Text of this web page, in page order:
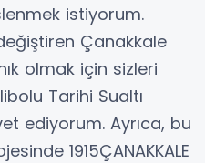
istiyorum.
Çanakkale
olmak için sizleri
Tarihi Sualtı
ediyorum. Ayrıca, bu
1915ÇANAKKALE